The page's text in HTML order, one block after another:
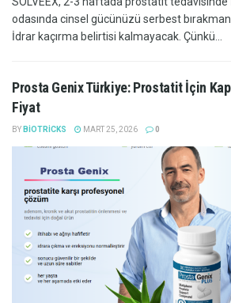
odasında cinsel gücünüzü serbest
İdrar kaçırma belirtisi kalmayacak. Çünkü...
Prosta Genix Türkiye: Prostatit İçin
Fiyat
BY BIOTRICKS MART 25, 2026 0